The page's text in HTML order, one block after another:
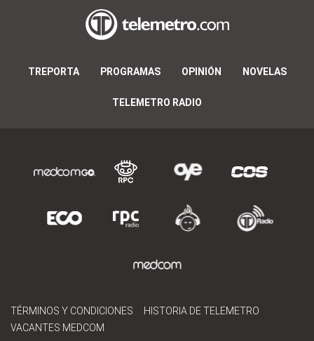
TREPORTA PROGRAMAS OPINIÓN NOVELAS
TELEMETRO RADIO
TÉRMINOS Y CONDICIONES
HISTORIA DE TELEMETRO
VACANTES MEDCOM